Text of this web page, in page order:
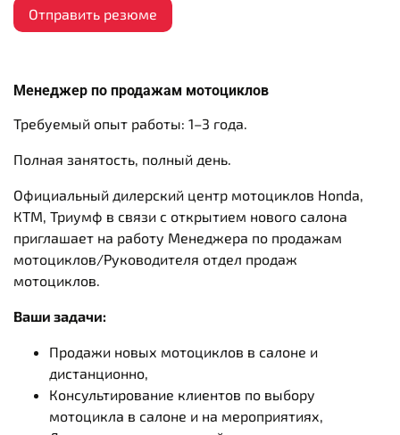
Отправить резюме
Менеджер по продажам мотоциклов
Требуемый опыт работы: 1–3 года.
Полная занятость, полный день.
Официальный дилерский центр мотоциклов Honda,
КТМ, Триумф в связи с открытием нового салона
приглашает на работу Менеджера по продажам
мотоциклов/Руководителя отдел продаж
мотоциклов.
Ваши задачи:
Продажи новых мотоциклов в салоне и
дистанционно,
Консультирование клиентов по выбору
мотоцикла в салоне и на мероприятиях,